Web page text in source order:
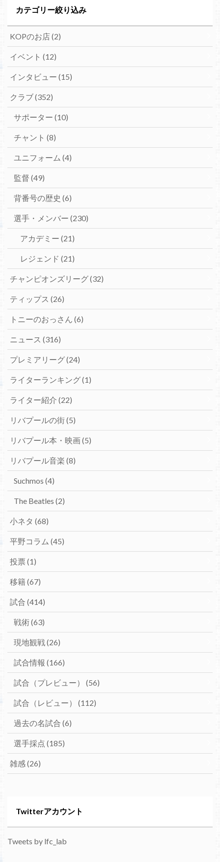
カテゴリー絞り込み
KOPのお店(2)
イベント (12)
インタビュー (15)
クラブ(352)
サポーター (10)
チャント (8)
ユニフォーム (4)
監督 (49)
背番号の歴史 (6)
選手・メンバー (230)
アカデミー (21)
レジェンド (21)
チャンピオンズリーグ(32)
ティップス (26)
トニーのおっさん (6)
ニュース (316)
プレミアリーグ(24)
ライターランキング(1)
ライター紹介 (22)
リバプールの街(5)
リバプール本・映画(5)
リバプール音楽 (8)
Suchmos (4)
The Beatles (2)
小ネタ (68)
平野コラム (45)
投票 (1)
移籍(67)
試合 (414)
戦術(63)
現地観戦(26)
試合情報 (166)
試合（プレビュー） (56)
試合（レビュー） (112)
過去の名試合 (6)
選手採点 (185)
雑感(26)
Twitterアカウント
Tweets by lfc_lab